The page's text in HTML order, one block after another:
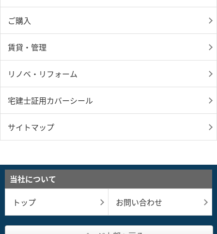
ご購入
賃貸・管理
リノベ・リフォーム
宅建士証用カバーシール
サイトマップ
当社について
トップ
お問い合わせ